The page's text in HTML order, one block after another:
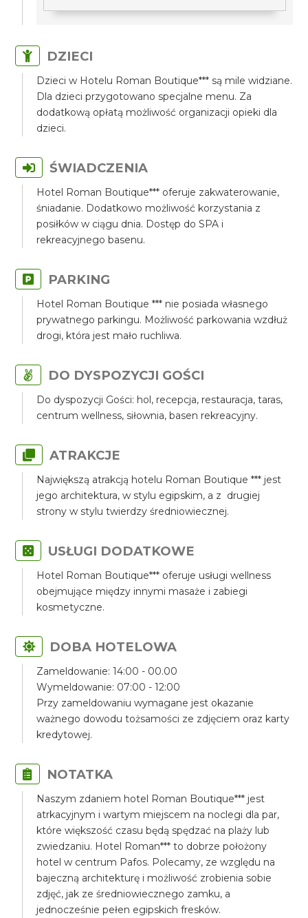
DZIECI
Dzieci w Hotelu Roman Boutique*** są mile widziane.
Dla dzieci przygotowano specjalne menu. Za
dodatkową opłatą możliwość organizacji opieki dla
dzieci.
ŚWIADCZENIA
Hotel Roman Boutique*** oferuje zakwaterowanie,
śniadanie. Dodatkowo możliwość korzystania z
posiłków w ciągu dnia. Dostęp do SPA i
rekreacyjnego basenu.
PARKING
Hotel Roman Boutique *** nie posiada własnego
prywatnego parkingu. Możliwość parkowania wzdłuż
drogi, która jest mało ruchliwa.
DO DYSPOZYCJI GOŚCI
Do dyspozycji Gości: hol, recepcja, restauracja, taras,
centrum wellness, siłownia, basen rekreacyjny.
ATRAKCJE
Największą atrakcją hotelu Roman Boutique *** jest
jego architektura, w stylu egipskim, a z drugiej
strony w stylu twierdzy średniowiecznej.
USŁUGI DODATKOWE
Hotel Roman Boutique*** oferuje usługi wellness
obejmujące między innymi masaże i zabiegi
kosmetyczne.
DOBA HOTELOWA
Zameldowanie: 14:00 - 00.00
Wymeldowanie: 07:00 - 12:00
Przy zameldowaniu wymagane jest okazanie
ważnego dowodu tożsamości ze zdjęciem oraz karty
kredytowej.
NOTATKA
Naszym zdaniem hotel Roman Boutique*** jest
atrkacyjnym i wartym miejscem na noclegi dla par,
które większość czasu będą spędzać na plaży lub
zwiedzaniu. Hotel Roman*** to dobrze położony
hotel w centrum Pafos. Polecamy, ze względu na
bajeczną architekturę i możliwość zrobienia sobie
zdjęć, jak ze średniowiecznego zamku, a
jednocześnie pełen egipskich fresków.